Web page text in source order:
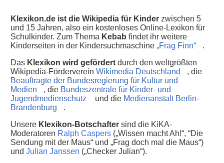
Klexikon.de ist die Wikipedia für Kinder zwischen 5
und 15 Jahren, also ein kostenloses Online-Lexikon für
Schulkinder. Zum Thema Kebab findet ihr weitere
Kinderseiten in der Kindersuchmaschine „Frag Finn“
.
Das Klexikon wird gefördert durch den weltgrößten
Wikipedia-Förderverein Wikimedia Deutschland
, die
Beauftragte der Bundesregierung für Kultur und
Medien
, die Bundeszentrale für Kinder- und
Jugendmedienschutz
und die Medienanstalt Berlin-
Brandenburg
.
Unsere Klexikon-Botschafter sind die KiKA-
Moderatoren Ralph Caspers („Wissen macht Ah!“, “Die
Sendung mit der Maus“ und „Frag doch mal die Maus“)
und Julian Janssen („Checker Julian“).